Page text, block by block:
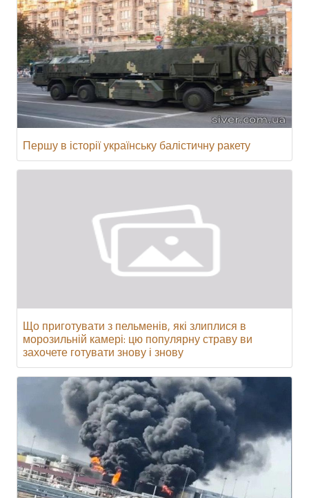
Першу в історії українську балістичну ракету
Що приготувати з пельменів, які злиплися в
морозильній камері: цю популярну страву ви
захочете готувати знову і знову